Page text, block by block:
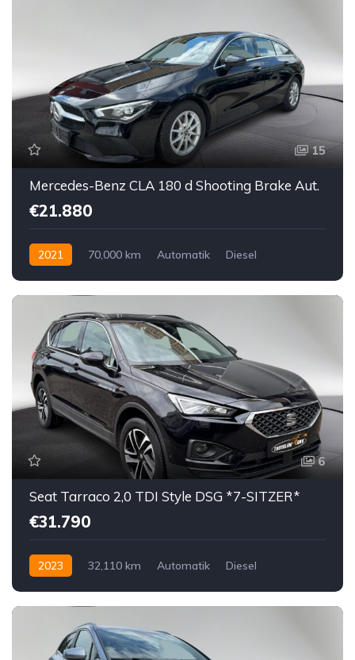
15
Mercedes-Benz CLA 180 d Shooting Brake Aut.
€21.880
2021 70,000 km Automatik
Diesel
6
Seat Tarraco 2,0 TDI Style DSG *7-SITZER*
€31.790
2023 32,110 km Automatik
Diesel